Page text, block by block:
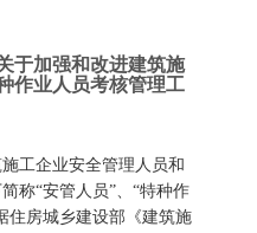
于加强和改进建筑施
作业人员考核管理工
工企业安全管理人员和
称“安管人员”、“特种作
住房城乡建设部《建筑施